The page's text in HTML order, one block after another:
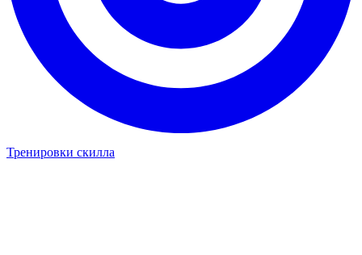
Тренировки скилла